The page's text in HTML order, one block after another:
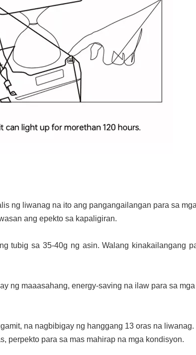
ng liwanag na ito ang pangangailangan para sa mga
ang epekto sa kapaligiran.
tubig sa 35-40g ng asin. Walang kinakailangang
ng maaasahang, energy-saving na ilaw para sa
na nagbibigay ng hanggang 13 oras na liwanag.
perpekto para sa mas mahirap na mga kondisyon.